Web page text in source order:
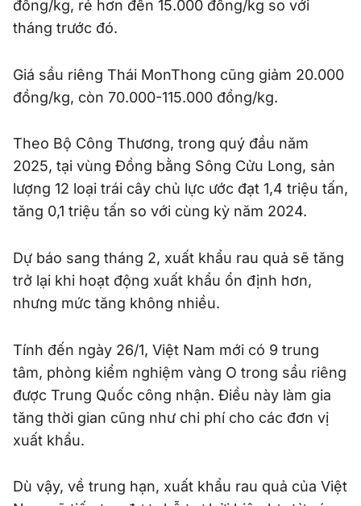
đồng/kg, rẻ hơn đến 15.000 đồng/kg so với
tháng trước đó.
Giá sầu riêng Thái MonThong cũng giảm 20.000
đồng/kg, còn 70.000-115.000 đồng/kg.
Theo Bộ Công Thương, trong quý đầu năm
2025, tại vùng Đồng bằng Sông Cửu Long, sản
lượng 12 loại trái cây chủ lực ước đạt 1,4 triệu tấn,
tăng 0,1 triệu tấn so với cùng kỳ năm 2024.
Dự báo sang tháng 2, xuất khẩu rau quả sẽ tăng
trở lại khi hoạt động xuất khẩu ổn định hơn,
nhưng mức tăng không nhiều.
Tính đến ngày 26/1, Việt Nam mới có 9 trung
tâm, phòng kiểm nghiệm vàng O trong sầu riêng
được Trung Quốc công nhận. Điều này làm gia
tăng thời gian cũng như chi phí cho các đơn vị
xuất khẩu.
Dù vậy, về trung hạn, xuất khẩu rau quả của Việt